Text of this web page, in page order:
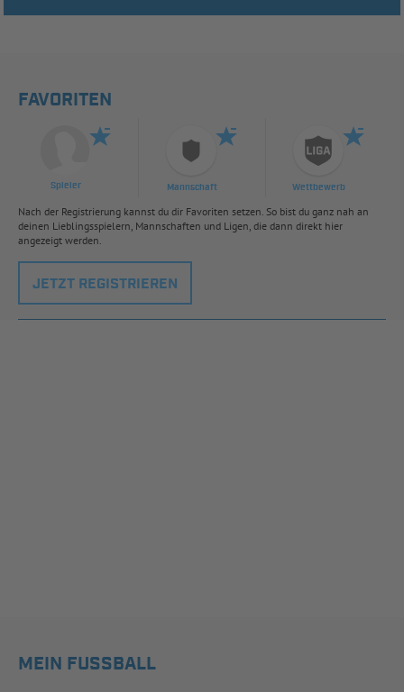
FAVORITEN
Spieler Mannschaft Wettbewerb
Nach der Registrierung kannst du dir Favoriten setzen. So bist du ganz nah an
deinen Lieblingsspielern, Mannschaften und Ligen, die dann direkt hier
angezeigt werden.
JETZT REGISTRIEREN
MEIN FUSSBALL